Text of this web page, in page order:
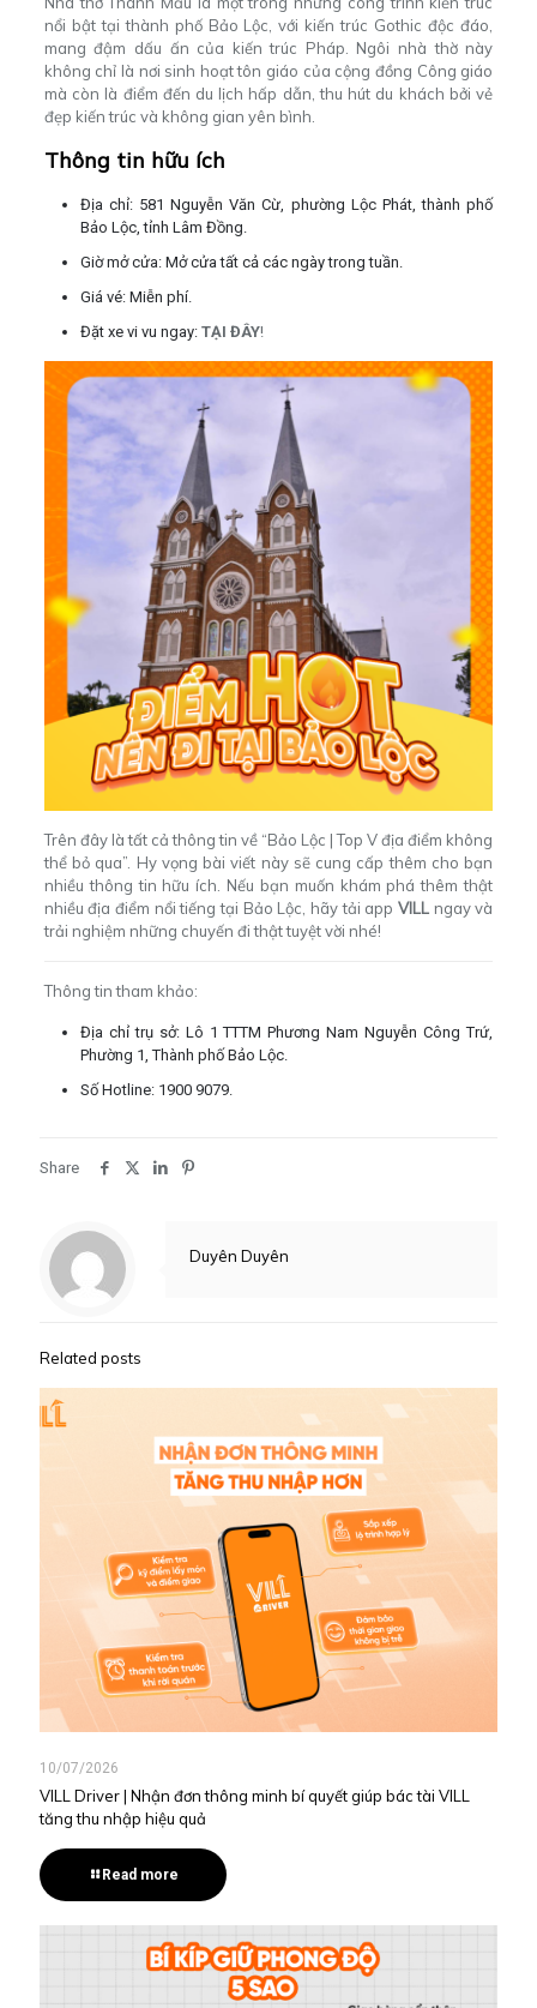
nổi bật tại thành phố Bảo Lộc, với kiến trúc Gothic độc đáo,
mang đậm dấu ấn của kiến trúc Pháp. Ngôi nhà thờ này
không chỉ là nơi sinh hoạt tôn giáo của cộng đồng Công giáo
mà còn là điểm đến du lịch hấp dẫn, thu hút du khách bởi vẻ
đẹp kiến trúc và không gian yên bình.
Thông tin hữu ích
Địa chỉ: 581 Nguyễn Văn Cừ, phường Lộc Phát, thành phố
Bảo Lộc, tỉnh Lâm Đồng.
Giờ mở cửa: Mở cửa tất cả các ngày trong tuần.
Giá vé: Miễn phí.
Đặt xe vi vu ngay: TẠI ĐÂY!
Trên đây là tất cả thông tin về “Bảo Lộc | Top V địa điểm không
thể bỏ qua”. Hy vọng bài viết này sẽ cung cấp thêm cho bạn
nhiều thông tin hữu ích. Nếu bạn muốn khám phá thêm thật
nhiều địa điểm nổi tiếng tại Bảo Lộc, hãy tải app VILLngay và
trải nghiệm những chuyến đi thật tuyệt vời nhé!
Thông tin tham khảo:
Địa chỉ trụ sở: Lô 1 TTTM Phương Nam Nguyễn Công Trứ,
Phường 1, Thành phố Bảo Lộc.
Số Hotline: 1900 9079.
Share
Duyên Duyên
Related posts
10/07/2026
VILL Driver | Nhận đơn thông minh bí quyết giúp bác tài VILL
tăng thu nhập hiệu quả
Read more